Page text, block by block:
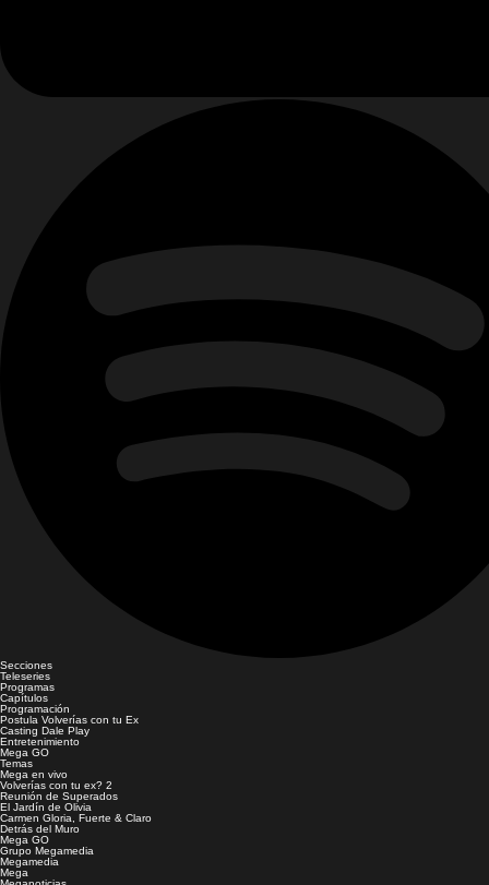
Secciones
Teleseries
Programas
Capítulos
Programación
Postula Volverías con tu Ex
Casting Dale Play
Entretenimiento
Mega GO
Temas
Mega en vivo
Volverías con tu ex? 2
Reunión de Superados
El Jardín de Olivia
Carmen Gloria, Fuerte & Claro
Detrás del Muro
Mega GO
Grupo Megamedia
Megamedia
Mega